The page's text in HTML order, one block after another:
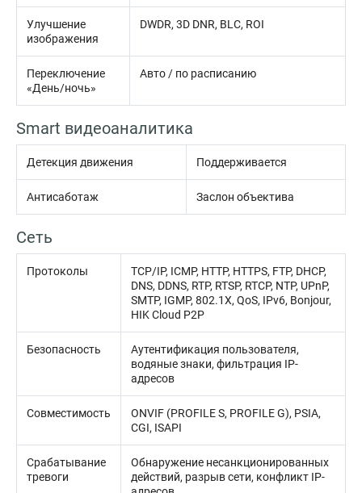
Улучшение
изображения
DWDR, 3D DNR, BLC, ROI
Переключение
«День/ночь»
Авто / по расписанию
Smart видеоаналитика
Детекция движения Поддерживается
Антисаботаж Заслон объектива
Сеть
Протоколы
TCP/IP, ICMP, HTTP, HTTPS, FTP, DHCP,
DNS, DDNS, RTP, RTSP, RTCP, NTP, UPnP,
SMTP, IGMP, 802.1X, QoS, IPv6, Bonjour,
HIK Cloud P2P
Безопасность
Аутентификация пользователя,
водяные знаки, фильтрация IP-
адресов
Совместимость
ONVIF (PROFILE S, PROFILE G), PSIA,
CGI, ISAPI
Срабатывание
тревоги
Обнаружение несанкционированных
действий, разрыв сети, конфликт IP-